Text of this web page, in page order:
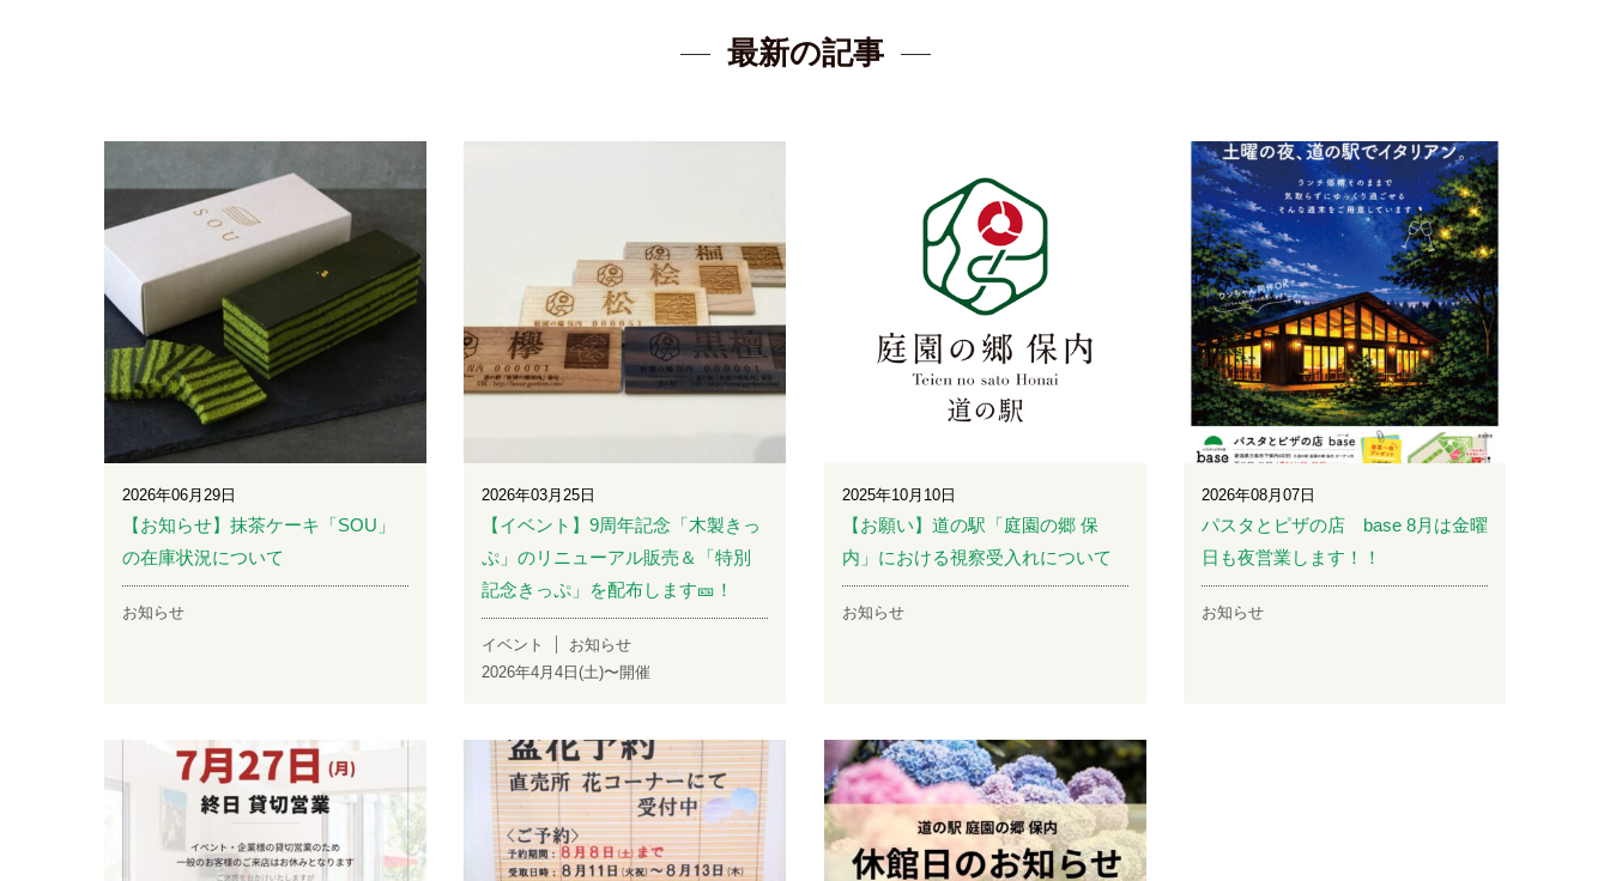
最新の記事
2026年06月29日
【お知らせ】抹茶ケーキ「SOU」
の在庫状況について
お知らせ
2026年03月25日
【イベント】9周年記念「木製きっ
ぷ」のリニューアル販売＆「特別
記念きっぷ」を配布します🎫！
イベント
お知らせ
2026年4月4日(土)〜開催
2025年10月10日
【お願い】道の駅「庭園の郷 保
内」における視察受入れについて
お知らせ
2026年08月07日
パスタとピザの店 base 8月は金曜
日も夜営業します！！
お知らせ